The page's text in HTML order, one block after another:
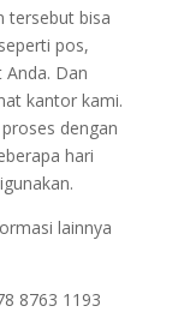
tersebut bisa
pos,
Anda. Dan
kantor kami.
dengan
hari
lainnya
8763 1193